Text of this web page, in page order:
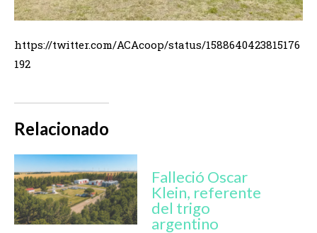
https://twitter.com/ACAcoop/status/1588640423815176
192
Relacionado
Falleció Oscar
Klein, referente
del trigo
argentino